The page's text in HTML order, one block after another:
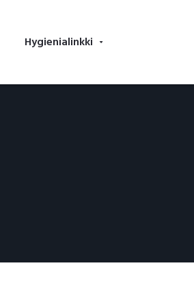
Hygienialinkki